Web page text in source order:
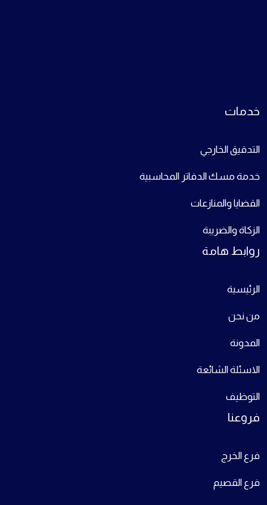
خدمات
التدقيق الخارجي
خدمة مسك الدفاتر المحاسبية
القضايا والمنازعات
الزكاة والضريبة
روابط هامة
الرئيسية
من نحن
المدونة
الاسئلة الشائعة
التوظيف
فروعنا
فرع الخرج
فرع القصيم